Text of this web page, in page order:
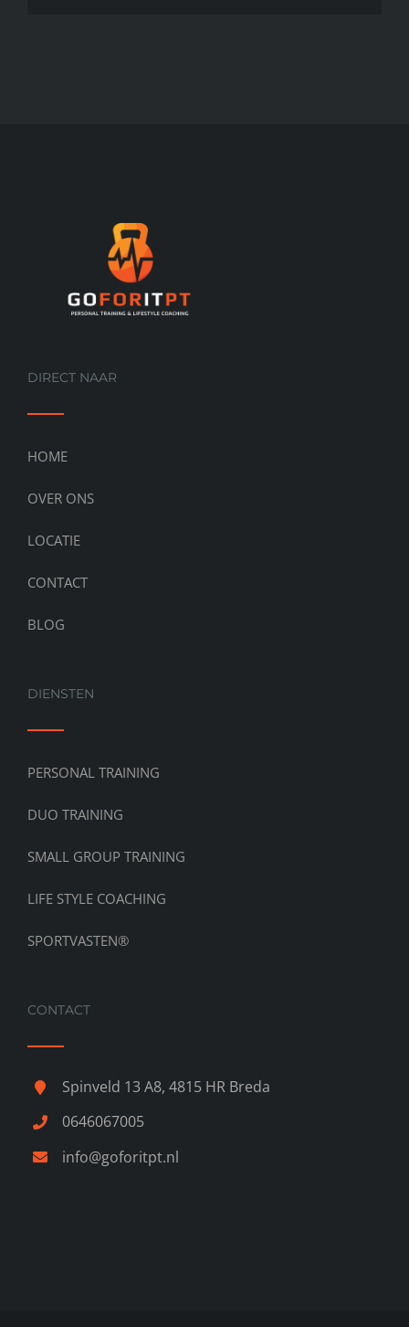
DIRECT NAAR
HOME
OVER ONS
LOCATIE
CONTACT
BLOG
DIENSTEN
PERSONAL TRAINING
DUO TRAINING
SMALL GROUP TRAINING
LIFE STYLE COACHING
SPORTVASTEN®
CONTACT
Spinveld 13 A8, 4815 HR Breda
0646067005
info@goforitpt.nl